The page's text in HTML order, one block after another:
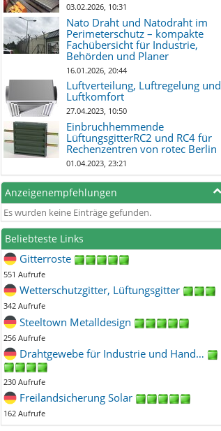
03.02.2026, 10:31
Nato Draht und Natodraht im
Perimeterschutz – kompakte
Fachübersicht für Industrie,
Behörden und Planer
16.01.2026, 20:44
Luftverteilung, Luftregelung und
Luftkomfort
27.04.2023, 10:50
Einbruchhemmende
LüftungsgitterRC2 und RC4 für
Rechenzentren von rotec Berlin
01.04.2023, 23:21
Anzeigenempfehlungen
Es wurden keine Einträge gefunden.
Beliebteste Links
Gitterroste
551 Aufrufe
Wetterschutzgitter, Lüftungsgitter
342 Aufrufe
Steeltown Metalldesign
256 Aufrufe
Drahtgewebe für Industrie und Hand…
230 Aufrufe
Freilandsicherung Solar
162 Aufrufe